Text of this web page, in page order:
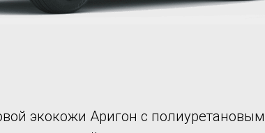
экокожи Аригон с